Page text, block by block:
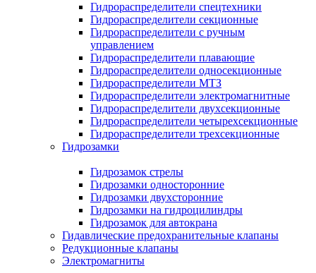
Гидрораспределители спецтехники
Гидрораспределители секционные
Гидрораспределители с ручным
управлением
Гидрораспределители плавающие
Гидрораспределители односекционные
Гидрораспределители МТЗ
Гидрораспределители электромагнитные
Гидрораспределители двухсекционные
Гидрораспределители четырехсекционные
Гидрораспределители трехсекционные
Гидрозамки
Гидрозамок стрелы
Гидрозамки односторонние
Гидрозамки двухсторонние
Гидрозамки на гидроцилиндры
Гидрозамок для автокрана
Гидавлические предохранительные клапаны
Редукционные клапаны
Электромагниты